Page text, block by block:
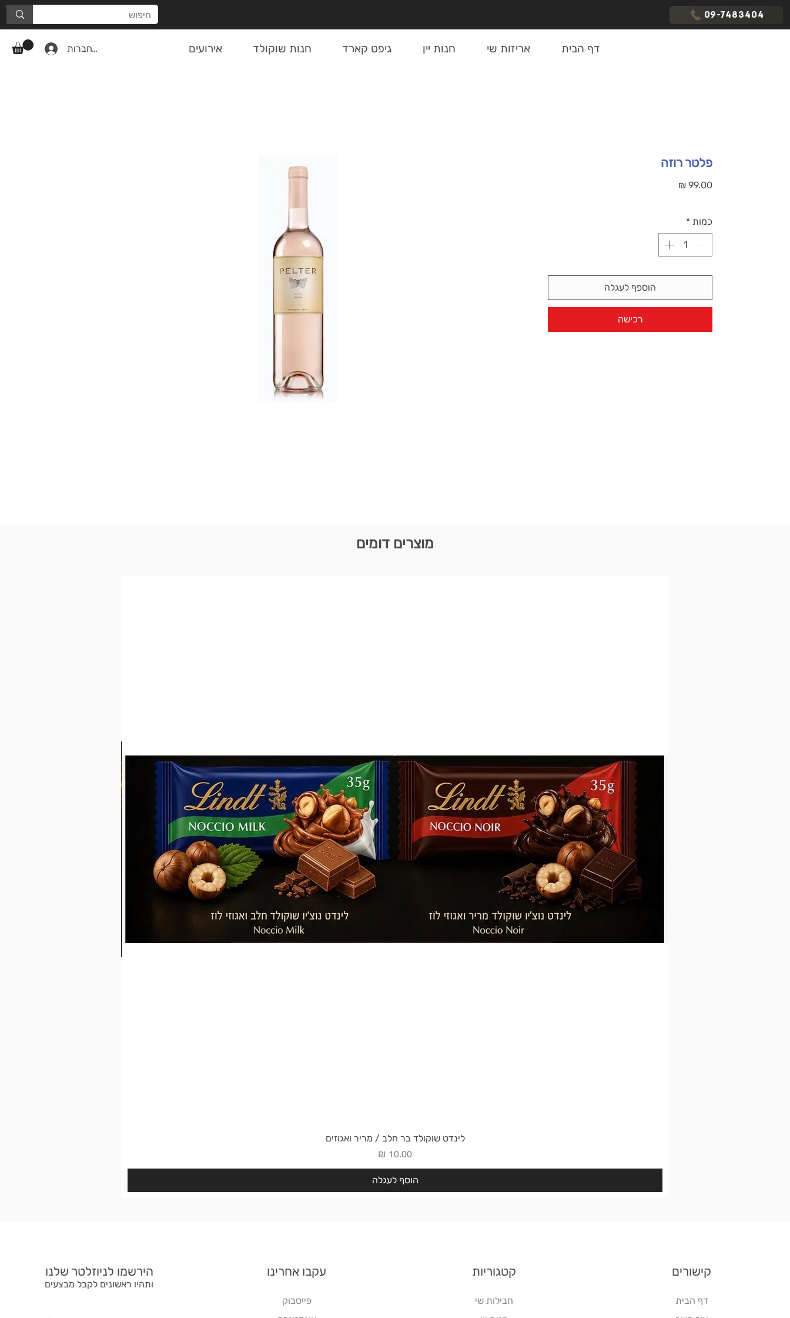
להתחברות דף הבית אריזות שי חנות יין גיפט קארד חנות שוקולד אירועים
09-7483404
פלטר רוזה
כמות *
הוספף לעגלה
רכישה
מוצרים דומים
תצוגה מהירה
לינדט שוקולד בר חלב / מריר ואגוזים
מחיר
הוסף לעגלה
הירשמו לניוזלטר שלנו
ותהיו ראשונים לקבל מבצעים
עקבו אחרינו
פייסבוק
קטגוריות
חבילות שי
קישורים
דף הבית